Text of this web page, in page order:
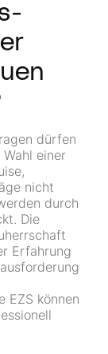
dürfen
einer
nicht
durch
Die
Erfahrung
EZS können